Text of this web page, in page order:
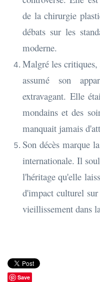
de la chirurgie
débats sur les
moderne.
Malgré les
assumé son
extravagant. Elle
mondains et des
manquait jamais
Son décès marque
internationale. Il
l'héritage qu'elle
d'impact culturel
vieillissement dans
Save